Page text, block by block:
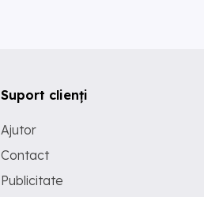
Suport clienți
Ajutor
Contact
Publicitate